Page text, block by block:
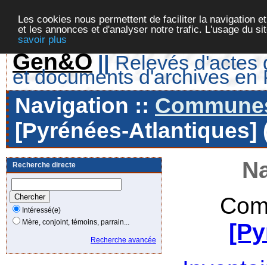
Les cookies nous permettent de faciliter la navigation
et les annonces et d'analyser notre trafic. L'usage du
savoir plus
Gen&O || Relevés d'actes
et documents d'archives en
Navigation ::
[Pyrénées-Atlantiques]
Recherche directe
Intéressé(e)
Mère, conjoint, témoins, parrain...
Recherche avancée